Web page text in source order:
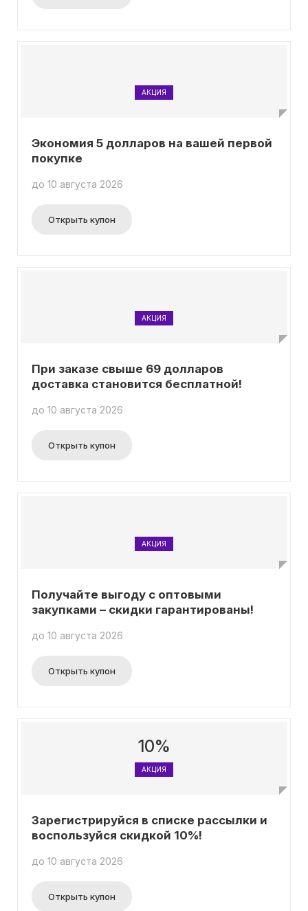
АКЦИЯ
Экономия 5 долларов на вашей первой
покупке
до 10 августа 2026
Открыть купон
АКЦИЯ
При заказе свыше 69 долларов
доставка становится бесплатной!
до 10 августа 2026
Открыть купон
АКЦИЯ
Получайте выгоду с оптовыми
закупками – скидки гарантированы!
до 10 августа 2026
Открыть купон
10%
АКЦИЯ
Зарегистрируйся в списке рассылки и
воспользуйся скидкой 10%!
до 10 августа 2026
Открыть купон